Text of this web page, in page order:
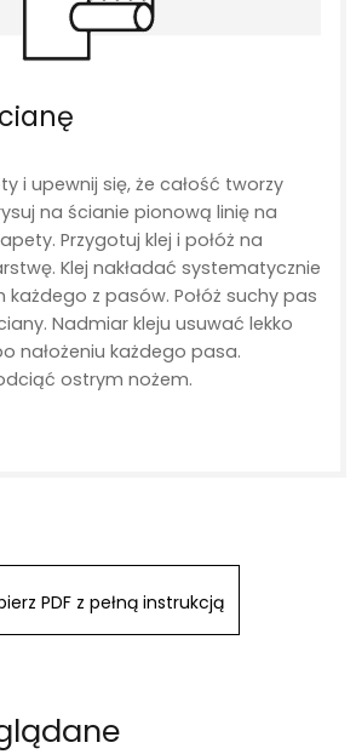
i upewnij się, że całość tworzy
na ścianie pionową linię na
Przygotuj klej i połóż na
Klej nakładać systematycznie
każdego z pasów. Połóż suchy pas
Nadmiar kleju usuwać lekko
nałożeniu każdego pasa.
ostrym nożem.
PDF z pełną instrukcją